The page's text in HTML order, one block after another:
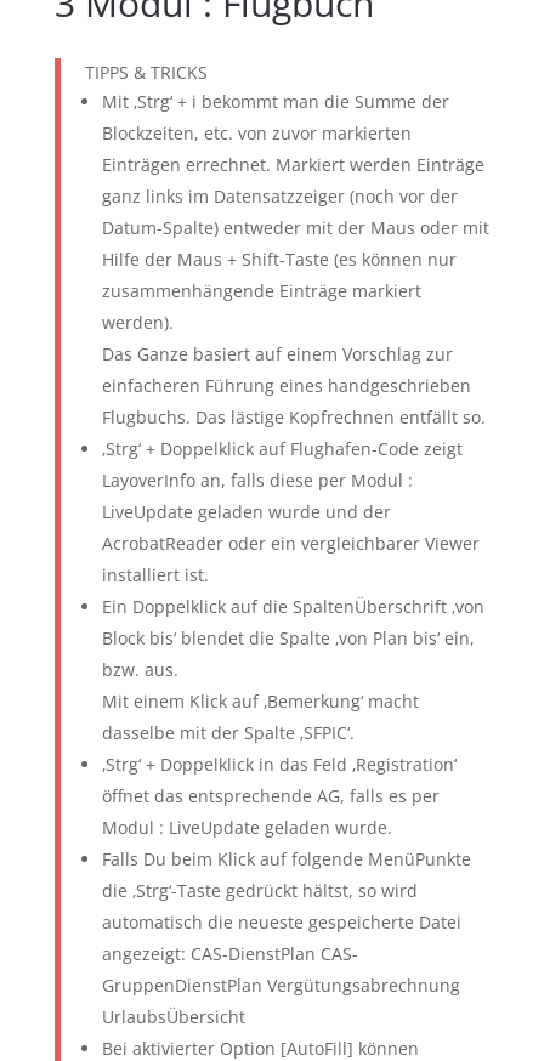
TIPPS & TRICKS
Mit ‚Strg‘ + i bekommt man die Summe der
Blockzeiten, etc. von zuvor markierten
Einträgen errechnet. Markiert werden Einträge
ganz links im Datensatzzeiger (noch vor der
Datum-Spalte) entweder mit der Maus oder mit
Hilfe der Maus + Shift-Taste (es können nur
zusammenhängende Einträge markiert
werden).
Das Ganze basiert auf einem Vorschlag zur
einfacheren Führung eines handgeschrieben
Flugbuchs. Das lästige Kopfrechnen entfällt so.
‚Strg‘ + Doppelklick auf Flughafen-Code zeigt
LayoverInfo an, falls diese per Modul :
LiveUpdate geladen wurde und der
AcrobatReader oder ein vergleichbarer Viewer
installiert ist.
Ein Doppelklick auf die SpaltenÜberschrift ‚von
Block bis‘ blendet die Spalte ‚von Plan bis‘ ein,
bzw. aus.
Mit einem Klick auf ‚Bemerkung‘ macht
dasselbe mit der Spalte ‚SFPIC‘.
‚Strg‘ + Doppelklick in das Feld ‚Registration‘
öffnet das entsprechende AG, falls es per
Modul : LiveUpdate geladen wurde.
Falls Du beim Klick auf folgende MenüPunkte
die ‚Strg‘-Taste gedrückt hältst, so wird
automatisch die neueste gespeicherte Datei
angezeigt: CAS-DienstPlan CAS-
GruppenDienstPlan Vergütungsabrechnung
UrlaubsÜbersicht
Bei aktivierter Option [AutoFill] können